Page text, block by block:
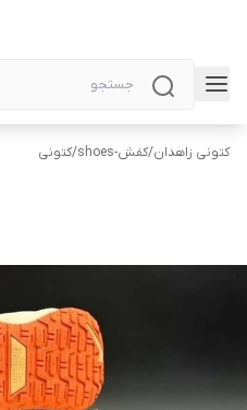
کتونی زاهدان/کفش-shoes /کتونی